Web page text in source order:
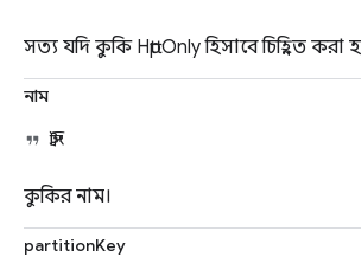
সত্য যদি কুকি HttpOnly হিসাবে চিহ্নিত
নাম
স্ট্রিং
কুকির নাম।
partitionKey